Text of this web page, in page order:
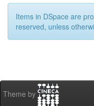
Items in DSpace are
reserved, unless
Theme by